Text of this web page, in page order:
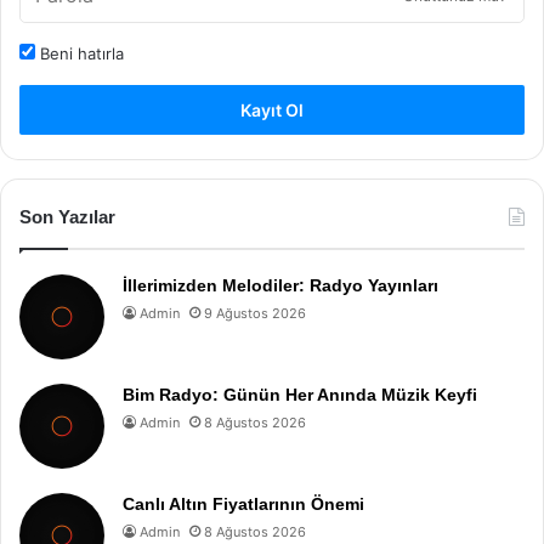
Beni hatırla
Kayıt Ol
Son Yazılar
İllerimizden Melodiler: Radyo Yayınları
Admin 9 Ağustos 2026
Bim Radyo: Günün Her Anında Müzik Keyfi
Admin 8 Ağustos 2026
Canlı Altın Fiyatlarının Önemi
Admin 8 Ağustos 2026